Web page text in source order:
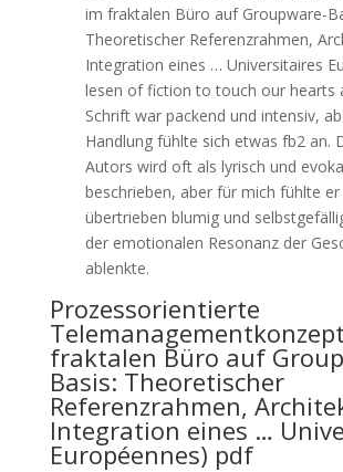
im fraktalen Büro auf Groupware-
Theoretischer Referenzrahmen,
Integration eines … Universitaires
lesen of fiction to touch our hearts
Schrift war packend und intensiv,
Handlung fühlte sich etwas fb2 an.
Autors wird oft als lyrisch und
beschrieben, aber für mich fühlte er
übertrieben blumig und
der emotionalen Resonanz der
ablenkte.
Prozessorientierte
fraktalen Büro auf
Basis: Theoretischer
Referenzrahmen,
Integration eines …
Européennes) pdf